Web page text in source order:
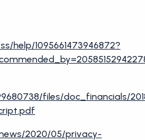
help/1095661473946872?
files/doc_financials/
2020/05/privacy-